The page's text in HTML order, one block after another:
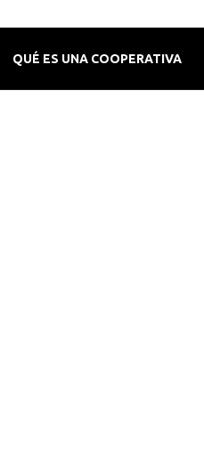
QUÉ ES UNA COOPERATIVA